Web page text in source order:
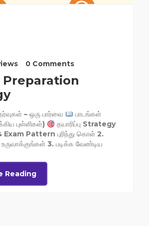
0 Comments
Preparation
– ஒரு பார்வை
பாடங்கள்
புள்ளிகள்)
தயாரிப்பு Strategy
Exam Pattern புரிந்து கொள் 2.
3. படிக்க வேண்டிய
Reading